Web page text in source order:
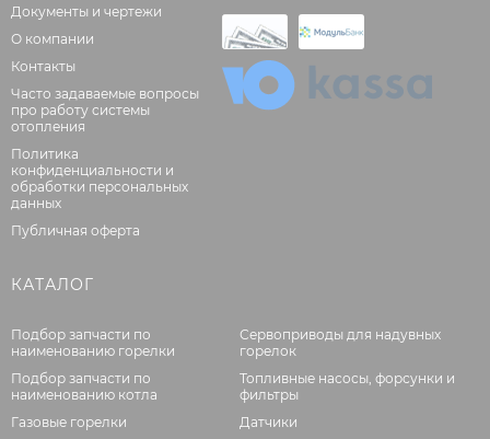
Документы и чертежи
О компании
Контакты
Часто задаваемые вопросы
про работу системы
отопления
Политика
конфиденциальности и
обработки персональных
данных
Публичная оферта
КАТАЛОГ
Подбор запчасти по
наименованию горелки
Подбор запчасти по
наименованию котла
Газовые горелки
Сервоприводы для надувных
горелок
Топливные насосы, форсунки и
фильтры
Датчики